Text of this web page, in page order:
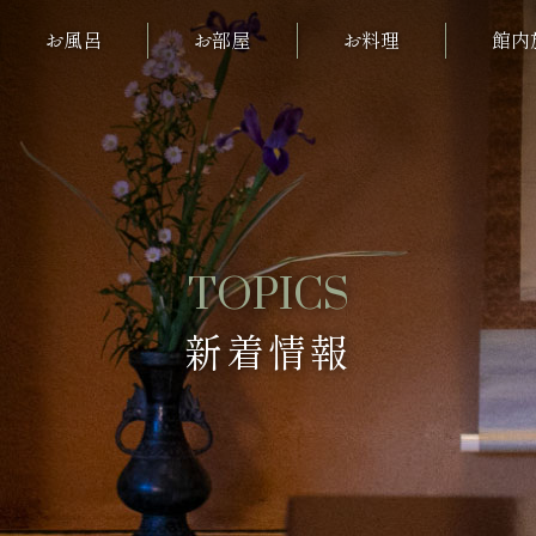
お風呂 お部屋 お料理 館内
TOPICS
新着情報